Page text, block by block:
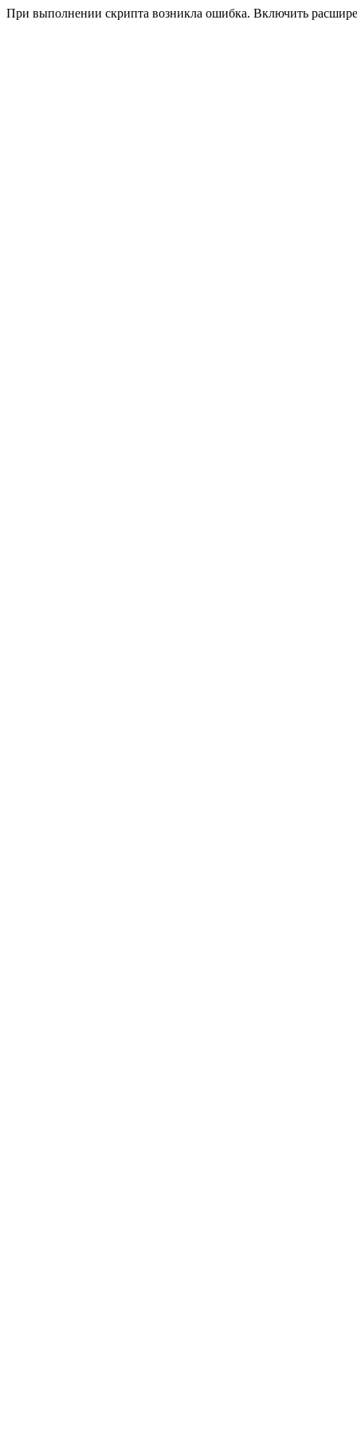
При выполнении скрипта возникла ошибка. Включить